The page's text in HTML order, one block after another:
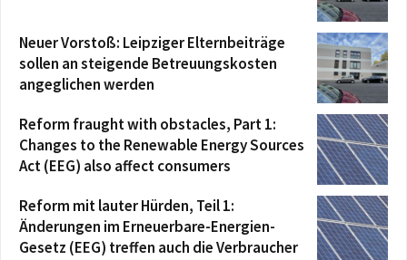
Neuer Vorstoß: Leipziger Elternbeiträge
sollen an steigende Betreuungskosten
angeglichen werden
Reform fraught with obstacles, Part 1:
Changes to the Renewable Energy Sources
Act (EEG) also affect consumers
Reform mit lauter Hürden, Teil 1:
Änderungen im Erneuerbare-Energien-
Gesetz (EEG) treffen auch die Verbraucher